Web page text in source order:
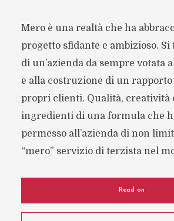
Mero è una realtà che ha
progetto sfidante e ambizioso. Si
di un’azienda da sempre votata
e alla costruzione di un
propri clienti. Qualità, creatività
ingredienti di una formula che
permesso all’azienda di non
“mero” servizio di terzista nel
Read on